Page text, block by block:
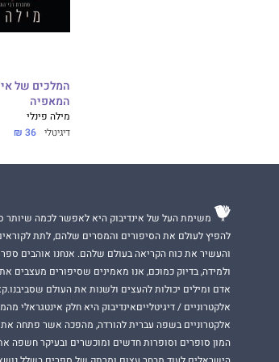
המאפיה
מילה פינלי
דיגיטלי 36 ₪
משימת העל של אינדיבוק היא לאפשר לכמה שיותר
להפיץ לעולם את הסיפורים והמסרים שלהם, לתת
והעשיר את כוח הקריאה בעולם שלהם. אנחנו אוהבים
ולמידה, בדיוק כמוכם, אנו מאמינים שסיפורים מעצבים
אדם ומילים יכולות להעצים ולשנות את העולם
אלקטרוניים / דיגיטלייםאינדיבוק היא חלק אינטגראלי
אלקטרוניים בשפה עברית להורדה, מהפכה אשר פתחה
המון סופרים וסופרות חדשים ומוכשרים ובעיקר חשפה